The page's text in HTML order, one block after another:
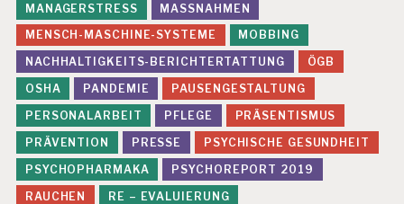
MANAGERSTRESS
MASSNAHMEN
MENSCH-MASCHINE-SYSTEME
MOBBING
NACHHALTIGKEITS-BERICHTERTATTUNG
ÖGB
OSHA
PANDEMIE
PAUSENGESTALTUNG
PERSONALARBEIT
PFLEGE
PRÄSENTISMUS
PRÄVENTION
PRESSE
PSYCHISCHE GESUNDHEIT
PSYCHOPHARMAKA
PSYCHOREPORT 2019
RAUCHEN
RE – EVALUIERUNG